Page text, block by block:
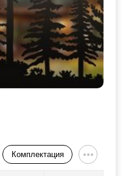
Комплектация